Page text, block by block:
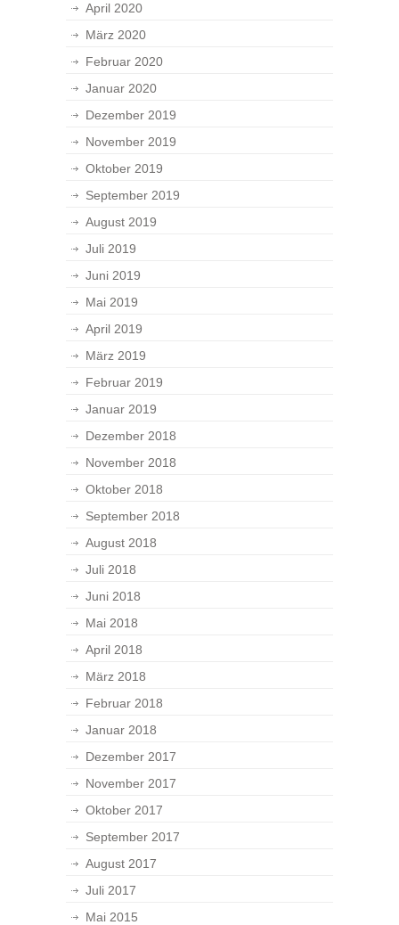
April 2020
März 2020
Februar 2020
Januar 2020
Dezember 2019
November 2019
Oktober 2019
September 2019
August 2019
Juli 2019
Juni 2019
Mai 2019
April 2019
März 2019
Februar 2019
Januar 2019
Dezember 2018
November 2018
Oktober 2018
September 2018
August 2018
Juli 2018
Juni 2018
Mai 2018
April 2018
März 2018
Februar 2018
Januar 2018
Dezember 2017
November 2017
Oktober 2017
September 2017
August 2017
Juli 2017
Mai 2015